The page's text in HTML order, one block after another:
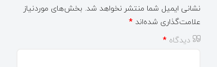
نشانی ایمیل شما منتشر نخواهد شد. بخش‌های موردنیاز
علامت‌گذاری شده‌اند *
دیدگاه *